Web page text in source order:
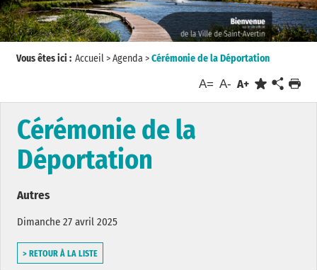
Vous êtes ici : Accueil>Agenda>Cérémonie de la Déportation
A= A- A+
Cérémonie de la
Déportation
Autres
Dimanche 27 avril 2025
> RETOUR À LA LISTE